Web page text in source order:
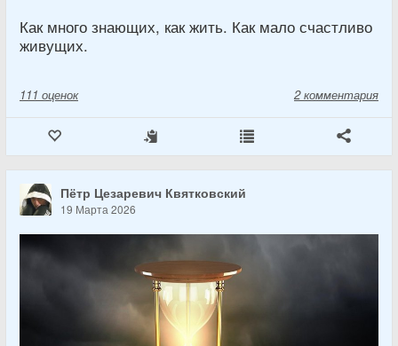
Как много знающих, как жить. Как мало счастливо
живущих.
111 оценок 2 комментария
Пётр Цезаревич Квятковский
19 Марта 2026